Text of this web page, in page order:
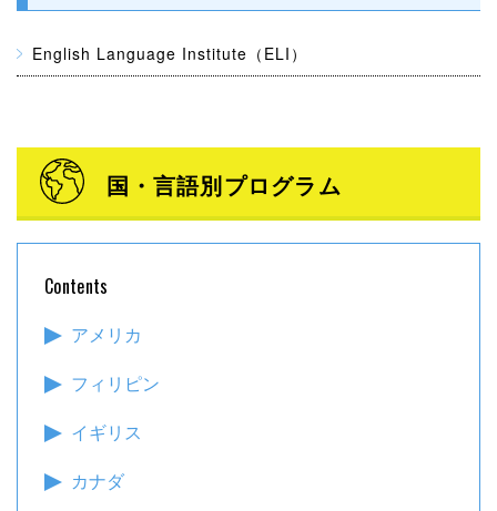
English Language Institute（ELI）
国・言語別プログラム
Contents
アメリカ
フィリピン
イギリス
カナダ